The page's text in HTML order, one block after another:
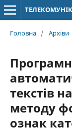
Головна / Архіви
текстів
методу
ознак